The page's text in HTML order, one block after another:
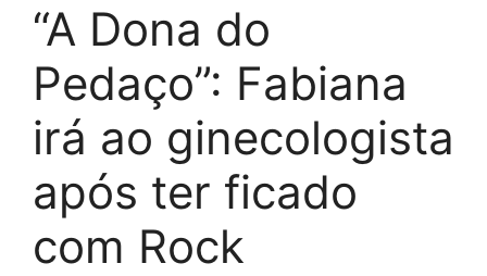
“A Dona do
Pedaço”: Fabiana
irá ao ginecologista
após ter ficado
com Rock